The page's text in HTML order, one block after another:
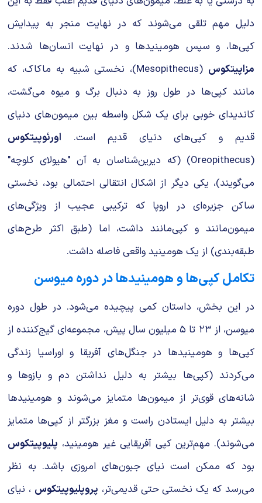
دلیل مهم تلقی می‌شوند که در نهایت منجر به پیدایش
کپی‌ها، و سپس هومینیدها و در نهایت انسان‌ها شدند.
مزاپیتکوس
(Mesopithecus)، نخستی شبیه به ماکاک، که
مانند کپی‌ها در طول روز به دنبال برگ و میوه می‌گشت،
کاندیدای خوبی برای یک شکل واسطه بین میمون‌های دنیای
قدیم و کپی‌های دنیای قدیم است. اورئوپیتکوس
(Oreopithecus) (که دیرین‌شناسان به آن "هیولای کلوچه"
می‌گویند)، یکی دیگر از اشکال انتقالی احتمالی بود، نخستی
ساکن جزیره‌ای در اروپا که ترکیبی عجیب از ویژگی‌های
میمون‌مانند و کپی‌مانند داشت، اما (طبق اکثر طرح‌های
طبقه‌بندی) از یک هومینید واقعی فاصله داشت.
تکامل کپی‌ها و هومینیدها در دوره میوسن
در این بخش، داستان کمی پیچیده می‌شود. در طول دوره
میوسن، از ۲۳ تا ۵ میلیون سال پیش، مجموعه‌ای گیج‌کننده از
کپی‌ها و هومینیدها در جنگل‌های آفریقا و اوراسیا زندگی
می‌کردند (کپی‌ها بیشتر به دلیل نداشتن دم و بازوها و
شانه‌های قوی‌تر از میمون‌ها متمایز می‌شوند و هومینیدها
بیشتر به دلیل ایستادن راست و مغز بزرگتر از کپی‌ها متمایز
می‌شوند). مهم‌ترین کپی آفریقایی غیر هومینید، پلیوپیتکوس
بود که ممکن است نیای جبون‌های امروزی باشد. به نظر
می‌رسد که یک نخستی حتی قدیمی‌تر، پروپلیوپیتکوس ، نیای